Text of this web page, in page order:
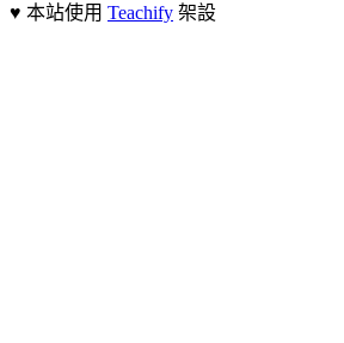
♥ 本站使用 Teachify 架設